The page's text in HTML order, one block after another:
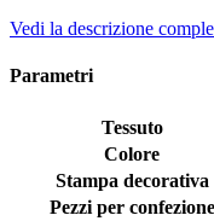
Vedi la descrizione
Parametri
Tessuto
Colore
Stampa decorativa
Pezzi per confezione